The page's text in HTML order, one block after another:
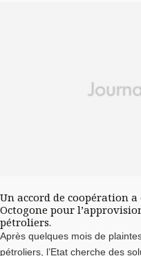
Un accord de coopération
Octogone pour
pétroliers.
Après quelques mois de
pétroliers, l’Etat cherche des